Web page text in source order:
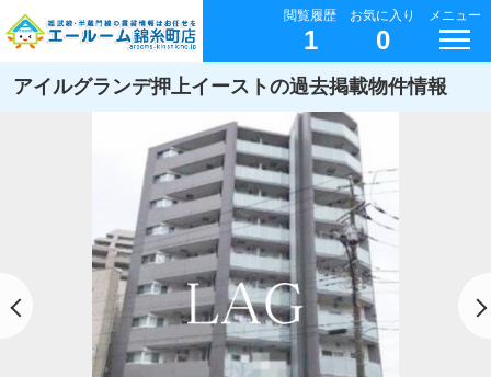
閲覧履歴
1
お気に入り
0
メニュー
アイルグランデ押上イーストの過去掲載物件情報